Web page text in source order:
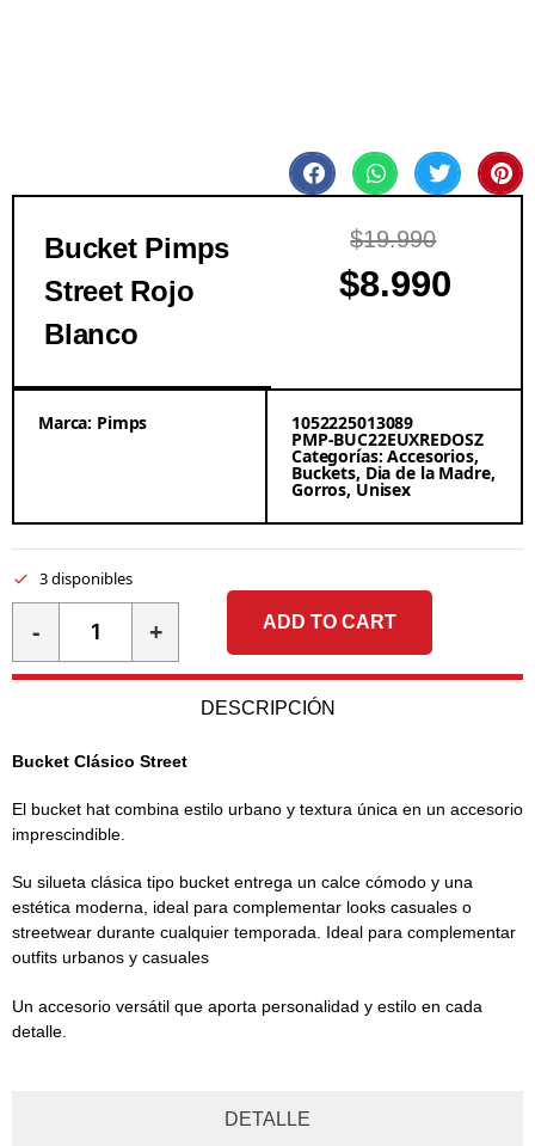
Bucket Pimps
Street Rojo
Blanco
$19.990
$8.990
Marca: Pimps 1052225013089
PMP-BUC22EUXREDOSZ
Categorías:Accesorios,
Buckets, Dia de la Madre,
Gorros, Unisex
3 disponibles
- + ADD TO CART
DESCRIPCIÓN
DETALLE
Bucket Clásico Street
El bucket hat combina estilo urbano y textura única en un accesorio
imprescindible.
Su silueta clásica tipo bucket entrega un calce cómodo y una
estética moderna, ideal para complementar looks casuales o
streetwear durante cualquier temporada. Ideal para complementar
outfits urbanos y casuales
Un accesorio versátil que aporta personalidad y estilo en cada
detalle.